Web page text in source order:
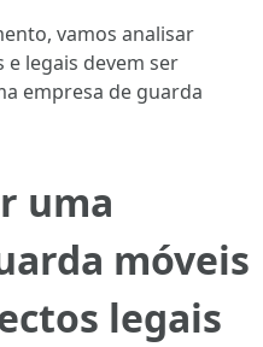
vamos analisar
legais devem ser
empresa de guarda
uma
móveis
legais